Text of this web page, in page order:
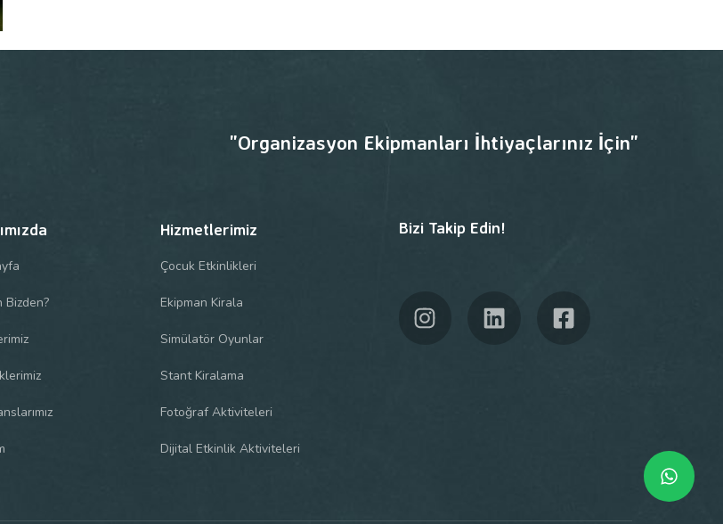
"Organizasyon Ekipmanları İhtiyaçlarınız İçin"
Bizden?
Hizmetlerimiz
Çocuk Etkinlikleri
Ekipman Kirala
Simülatör Oyunlar
Stant Kiralama
Fotoğraf Aktiviteleri
Dijital Etkinlik Aktiviteleri
Bizi Takip Edin!